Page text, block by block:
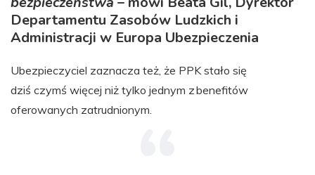
Departamentu Zasobów Ludzkich i
Administracji w Europa Ubezpieczenia
Ubezpieczyciel zaznacza też, że PPK stało się
dziś czymś więcej niż tylko jednym z benefitów
oferowanych zatrudnionym.